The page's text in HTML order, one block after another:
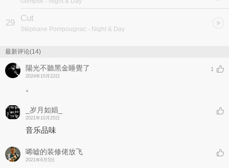
29 Cut
Stéphane Pompougnac - Night & Day
最新评论(14)
陽光不聽黑金睡覺了
2024年10月22日
1
。
_岁月如娼_
2021年10月25日
音乐品味
唏嘘的装修佬放飞
2021年6月5日